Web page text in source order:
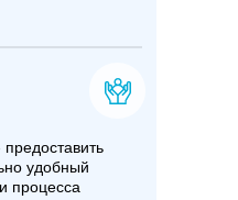
удобный
процесса